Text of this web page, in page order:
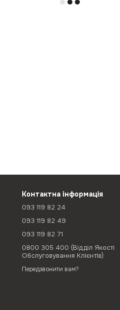
Контактна інформація
093 119 82 24
093 119 82 49
093 119 82 71
0800 305 400 (Відділ Якості
Обслуговування Клієнтів)
Передзвонити вам?